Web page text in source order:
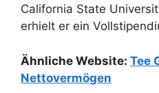
California State
erhielt er ein
Ähnliche Website: Tee
Nettovermögen